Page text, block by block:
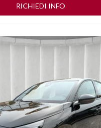
RICHIEDI INFO